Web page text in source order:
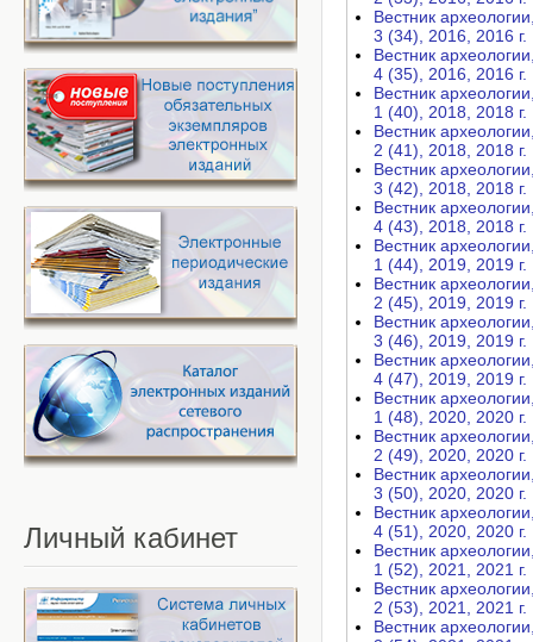
Вестник
3 (34), 2016, 2016 г.
Вестник
4 (35), 2016, 2016 г.
Вестник
1 (40), 2018, 2018 г.
Вестник
2 (41), 2018, 2018 г.
Вестник
3 (42), 2018, 2018 г.
Вестник
4 (43), 2018, 2018 г.
Вестник
1 (44), 2019, 2019 г.
Вестник
2 (45), 2019, 2019 г.
Вестник
3 (46), 2019, 2019 г.
Вестник
4 (47), 2019, 2019 г.
Вестник
1 (48), 2020, 2020 г.
Вестник
2 (49), 2020, 2020 г.
Вестник
3 (50), 2020, 2020 г.
Вестник
4 (51), 2020, 2020 г.
Вестник
1 (52), 2021, 2021 г.
Вестник
2 (53), 2021, 2021 г.
Вестник
Личный кабинет